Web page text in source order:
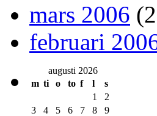
mars 2006
februari
augusti 2026
m ti o to f l s
1
2
3
4 5 6 7 8
9